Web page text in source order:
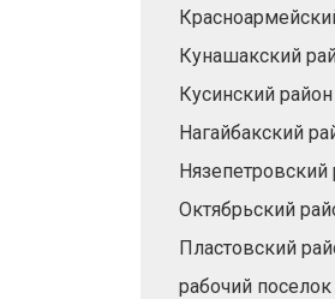
Кунашакский
Кусинский район
Нагайбакский
Нязепетровский
Октябрьский
Пластовский
рабочий